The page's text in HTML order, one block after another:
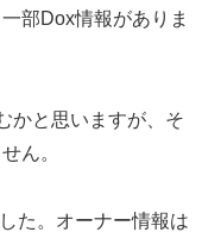
部Dox情報がありま
かと思いますが、そ
ん。
た。オーナー情報は